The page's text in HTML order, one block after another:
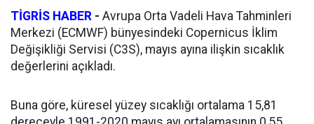
TİGRİS HABER - Avrupa Orta Vadeli Hava Tahminleri
Merkezi (ECMWF) bünyesindeki Copernicus İklim
Değişikliği Servisi (C3S), mayıs ayına ilişkin sıcaklık
değerlerini açıkladı.
Buna göre, küresel yüzey sıcaklığı ortalama 15,81